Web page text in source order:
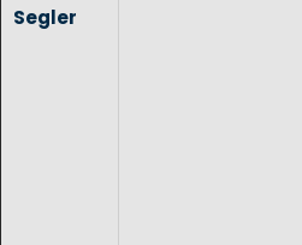
Segler